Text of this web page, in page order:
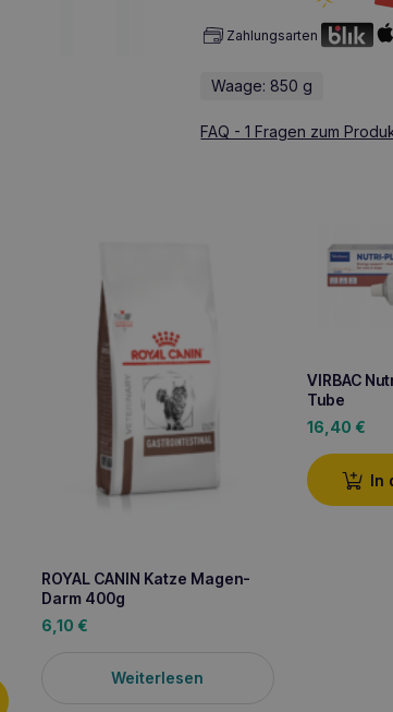
Zahlungsarten
Waage: 850 g
FAQ - 1 Fragen zum
ROYAL CANIN Katze Magen-
Darm 400g
6,10 €
Weiterlesen
VIRBAC
Tube
16,40 €
In